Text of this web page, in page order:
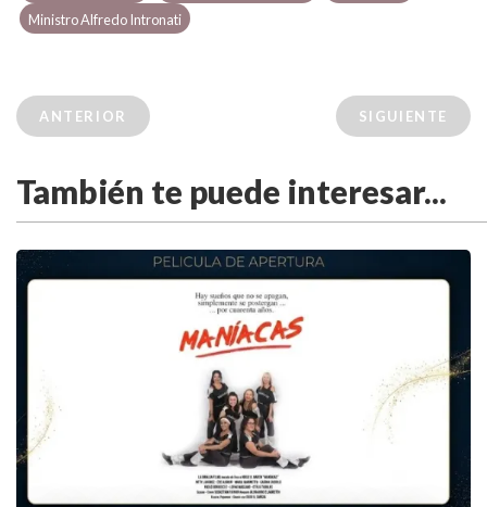
Ministro Alfredo Intronati
ANTERIOR SIGUIENTE
También te puede interesar...